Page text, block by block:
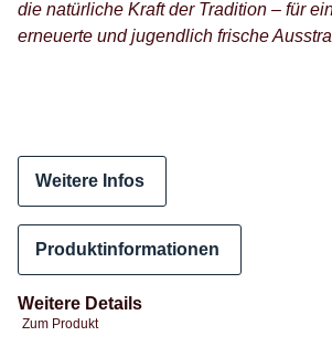
die natürliche Kraft der Tradition – für
erneuerte und jugendlich frische
Weitere Infos
Produktinformationen
Weitere Details
Zum Produkt